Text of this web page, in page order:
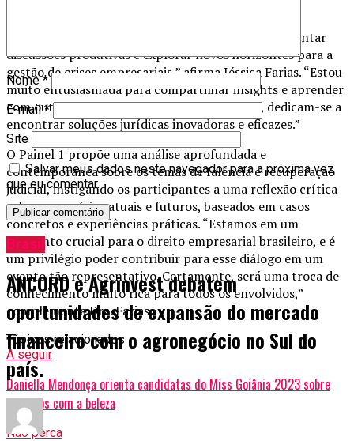
“O congresso é uma oportunidade singular de fomentar
discussões produtivas e explorar novos horizontes para a
gestão de crises empresariais,” afirma Jéssica Farias. “Estou
muito entusiasmada para compartilhar insights e aprender
com outros profissionais que, assim como eu, dedicam-se a
encontrar soluções jurídicas inovadoras e eficazes.”
O Painel 1 propõe uma análise aprofundada e
contemporânea sobre os temas de falência e recuperação
judicial, instigando os participantes a uma reflexão crítica
sobre os cenários atuais e futuros, baseados em casos
concretos e experiências práticas. “Estamos em um
momento crucial para o direito empresarial brasileiro, e é
um privilégio poder contribuir para esse diálogo em um
evento tão representativo. Certamente, será uma troca de
conhecimento muito rica para todos os envolvidos,”
complementa Dra. Farias.
Tópicos relacionados
A seguir
Daniella Mendonça orienta candidatas do Miss Goiânia 2023 sobre
cuidados com a beleza
Não perca
Nome*
E-mail*
Site
Salvar meus dados neste navegador para a próxima vez
que eu comentar.
Brasil
ANCORD e Agrinvest debatem
oportunidades de expansão do mercado
financeiro com o agronegócio no Sul do
país.